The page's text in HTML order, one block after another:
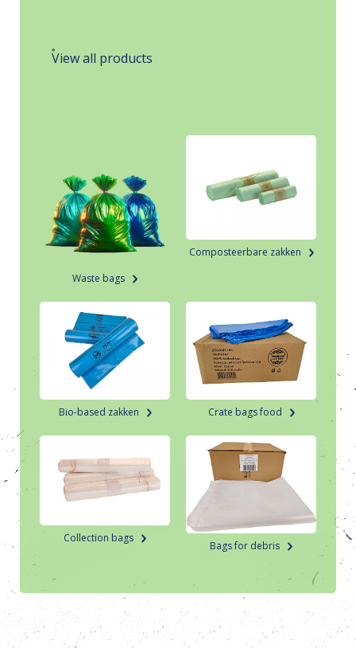
View all products
Waste bags
Composteerbare zakken
Bio-based zakken Crate bags food
Collection bags
Bags for debris